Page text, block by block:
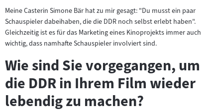
Meine Casterin Simone Bär hat zu mir gesagt: "Du musst ein paar
Schauspieler dabeihaben, die die DDR noch selbst erlebt haben".
Gleichzeitig ist es für das Marketing eines Kinoprojekts immer auch
wichtig, dass namhafte Schauspieler involviert sind.
Wie sind Sie vorgegangen, um
die DDR in Ihrem Film wieder
lebendig zu machen?